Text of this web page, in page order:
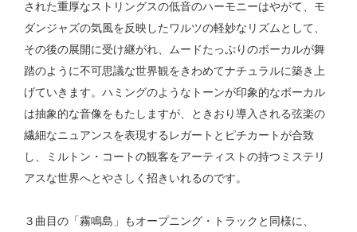
された重厚なストリングスの低音のハーモニーはやがて、モ
ダンジャズの気風を反映したワルツの軽妙なリズムとして、
その後の展開に受け継がれ、ムードたっぷりのボーカルが舞
踏のように不可思議な世界観をきわめてナチュラルに築き上
げていきます。ハミングのようなトーンが印象的なボーカル
は抽象的な音像をもたしますが、ときおり導入される弦楽の
繊細なニュアンスを表現するレガートとピチカートが合致
し、ミルトン・コートの観客をアーティストの持つミステリ
アスな世界へとやさしく招きいれるのです。
３曲目の「霧鳴島」もオープニング・トラックと同様に、